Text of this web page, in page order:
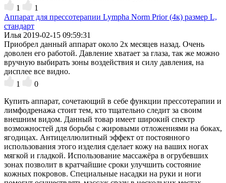
1
1
Аппарат для прессотерапии Lympha Norm Prior (4к) размер L,
стандарт
Илья 2019-02-15 09:59:31
Приобрел данный аппарат около 2х месяцев назад. Очень
доволен его работой. Давление хватает за глаза, так же можно
вручную выбирать зоны воздействия и силу давления, на
дисплее все видно.
1
0
Купить аппарат, сочетающий в себе функции прессотерапии и
лимфодренажа стоит тем, кто тщательно следит за своим
внешним видом. Данный товар имеет широкий спектр
возможностей для борьбы с жировыми отложениями на боках,
ягодицах. Антицеллюлитный эффект от постоянного
использования этого изделия сделает кожу на ваших ногах
мягкой и гладкой. Использование массажёра в огрубевших
зонах позволит в кратчайшие сроки улучшить состояние
кожных покровов. Специальные насадки на руки и ноги